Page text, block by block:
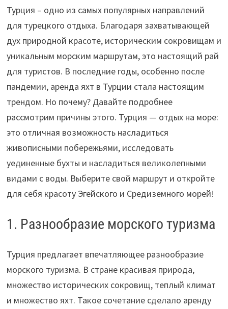
Турция – одно из самых популярных направлений
для турецкого отдыха. Благодаря захватывающей
дух природной красоте, историческим сокровищам и
уникальным морским маршрутам, это настоящий рай
для туристов. В последние годы, особенно после
пандемии, аренда яхт в Турции стала настоящим
трендом. Но почему? Давайте подробнее
рассмотрим причины этого. Турция — отдых на море:
это отличная возможность насладиться
живописными побережьями, исследовать
уединенные бухты и насладиться великолепными
видами с воды. Выберите свой маршрут и откройте
для себя красоту Эгейского и Средиземного морей!
1. Разнообразие морского туризма
Турция предлагает впечатляющее разнообразие
морского туризма. В стране красивая природа,
множество исторических сокровищ, теплый климат
и множество яхт. Такое сочетание сделало аренду